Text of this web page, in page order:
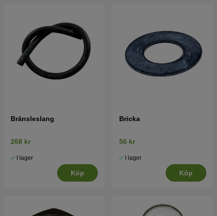
Bränsleslang
268 kr
I lager
Köp
Bricka
56 kr
I lager
Köp